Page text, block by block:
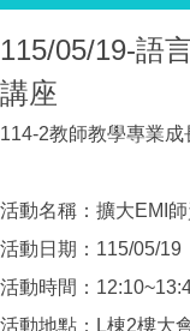
115/05/19-語
講座
114-2教師教學專業成
活動名稱：擴大EMI
活動日期：115/05/19
活動時間：
活動地點：L棟2樓大